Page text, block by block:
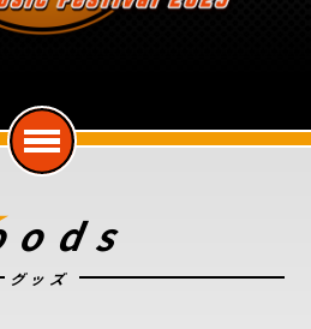
グッズ